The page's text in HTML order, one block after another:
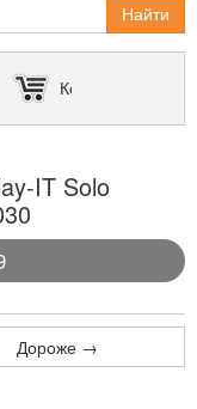
Найти
Корзина пуста
IT Solo
Дороже →